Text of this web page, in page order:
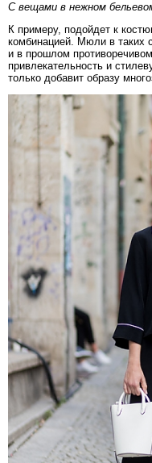
С вещами в нежном
К примеру, подойдет к
комбинацией. Мюли в таких
и в прошлом
привлекательность и
только добавит образу